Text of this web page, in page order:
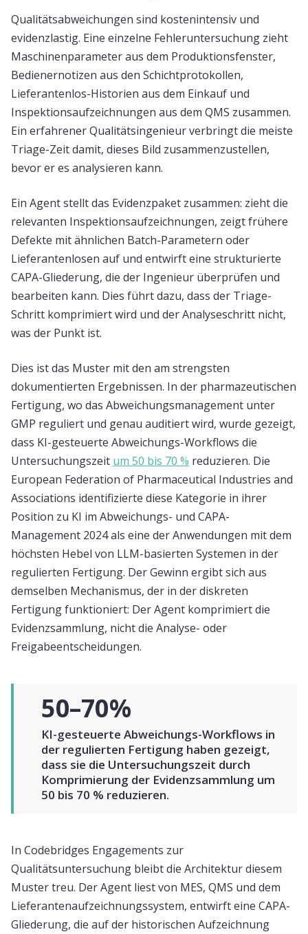
Qualitätsabweichungen sind kostenintensiv und
evidenzlastig. Eine einzelne Fehleruntersuchung zieht
Maschinenparameter aus dem Produktionsfenster,
Bedienernotizen aus den Schichtprotokollen,
Lieferantenlos-Historien aus dem Einkauf und
Inspektionsaufzeichnungen aus dem QMS zusammen.
Ein erfahrener Qualitätsingenieur verbringt die meiste
Triage-Zeit damit, dieses Bild zusammenzustellen,
bevor er es analysieren kann.
Ein Agent stellt das Evidenzpaket zusammen: zieht die
relevanten Inspektionsaufzeichnungen, zeigt frühere
Defekte mit ähnlichen Batch-Parametern oder
Lieferantenlosen auf und entwirft eine strukturierte
CAPA-Gliederung, die der Ingenieur überprüfen und
bearbeiten kann. Dies führt dazu, dass der Triage-
Schritt komprimiert wird und der Analyseschritt nicht,
was der Punkt ist.
Dies ist das Muster mit den am strengsten
dokumentierten Ergebnissen. In der pharmazeutischen
Fertigung, wo das Abweichungsmanagement unter
GMP reguliert und genau auditiert wird, wurde gezeigt,
dass KI-gesteuerte Abweichungs-Workflows die
Untersuchungszeit um 50 bis 70 % reduzieren. Die
European Federation of Pharmaceutical Industries and
Associations identifizierte diese Kategorie in ihrer
Position zu KI im Abweichungs- und CAPA-
Management 2024 als eine der Anwendungen mit dem
höchsten Hebel von LLM-basierten Systemen in der
regulierten Fertigung. Der Gewinn ergibt sich aus
demselben Mechanismus, der in der diskreten
Fertigung funktioniert: Der Agent komprimiert die
Evidenzsammlung, nicht die Analyse- oder
Freigabeentscheidungen.
50–70%
KI-gesteuerte Abweichungs-Workflows in
der regulierten Fertigung haben gezeigt,
dass sie die Untersuchungszeit durch
Komprimierung der Evidenzsammlung um
50 bis 70 % reduzieren.
In Codebridges Engagements zur
Qualitätsuntersuchung bleibt die Architektur diesem
Muster treu. Der Agent liest von MES, QMS und dem
Lieferantenaufzeichnungssystem, entwirft eine CAPA-
Gliederung, die auf der historischen Aufzeichnung